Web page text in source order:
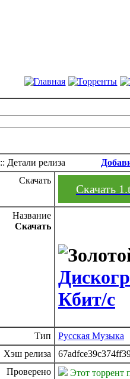
:: Детали релиза
Скачать
Скачать
Название
Скачать
Кбит/c
Тип
Русская Музыка
Хэш релиза
Проверено
Этот торрент